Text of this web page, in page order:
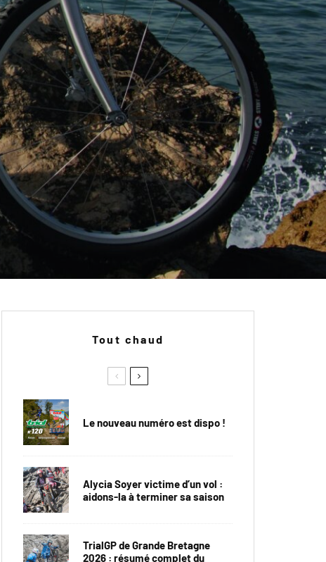
Tout chaud
Le nouveau numéro est dispo !
Alycia Soyer victime d’un vol :
aidons-la à terminer sa saison
TrialGP de Grande Bretagne
2026 : résumé complet du